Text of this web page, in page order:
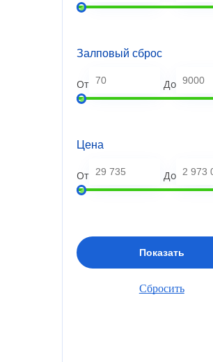
Залповый сброс
От До
Цена
От До